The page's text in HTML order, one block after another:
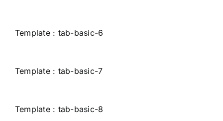
Template : tab-basic-6
Template : tab-basic-7
Template : tab-basic-8